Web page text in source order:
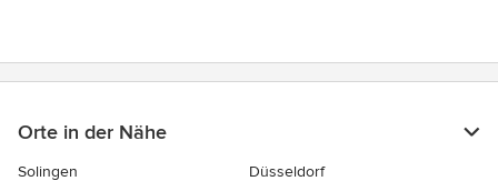
Orte in der Nähe
Solingen
Düsseldorf